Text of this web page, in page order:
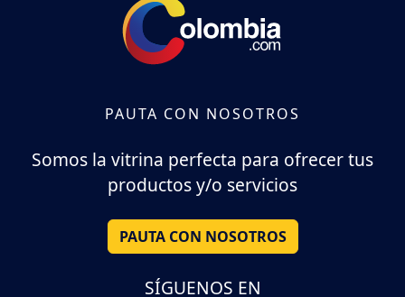
PAUTA CON NOSOTROS
Somos la vitrina perfecta para ofrecer tus
productos y/o servicios
PAUTA CON NOSOTROS
SÍGUENOS EN